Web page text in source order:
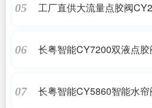
05 工厂直供大流量点胶阀
06
长粤智能CY7200双液点
07
长粤智能CY5860智能水